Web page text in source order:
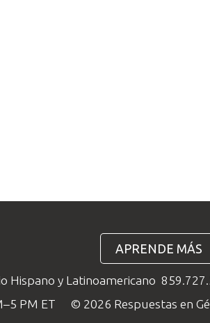
APRENDE MÁS
Hispano y Latinoamericano
PM ET
© 2026 Respuestas en